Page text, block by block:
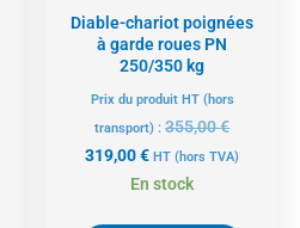
Diable-chariot poignées
à garde roues PN
250/350 kg
Prix du produit HT (hors
transport) :355,00€
319,00€ HT (hors TVA)
En stock